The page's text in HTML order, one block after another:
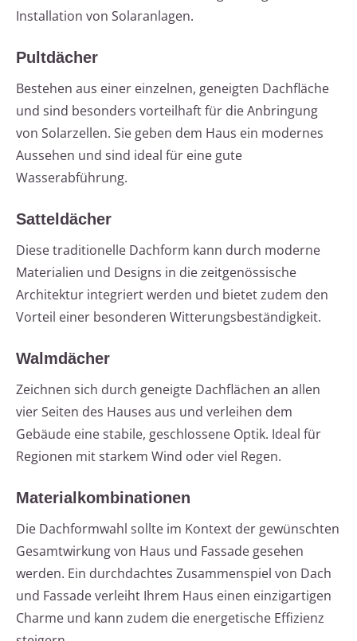
Installation von Solaranlagen.
Pultdächer
Bestehen aus einer einzelnen, geneigten Dachfläche
und sind besonders vorteilhaft für die Anbringung
von Solarzellen. Sie geben dem Haus ein modernes
Aussehen und sind ideal für eine gute
Wasserabführung.
Satteldächer
Diese traditionelle Dachform kann durch moderne
Materialien und Designs in die zeitgenössische
Architektur integriert werden und bietet zudem den
Vorteil einer besonderen Witterungsbeständigkeit.
Walmdächer
Zeichnen sich durch geneigte Dachflächen an allen
vier Seiten des Hauses aus und verleihen dem
Gebäude eine stabile, geschlossene Optik. Ideal für
Regionen mit starkem Wind oder viel Regen.
Materialkombinationen
Die Dachformwahl sollte im Kontext der gewünschten
Gesamtwirkung von Haus und Fassade gesehen
werden. Ein durchdachtes Zusammenspiel von Dach
und Fassade verleiht Ihrem Haus einen einzigartigen
Charme und kann zudem die energetische Effizienz